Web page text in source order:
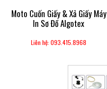
Moto Cuốn Giấy & Xả Giấy Máy
In Sơ Đồ Algotex
Liên hệ: 093.415.8968